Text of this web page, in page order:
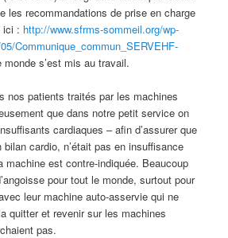
les recommandations de prise en charge
ici : http://www.sfrms-sommeil.org/wp-
Communique_commun_SERVEHF-
monde s’est mis au travail.
nos patients traités par les machines
que dans notre petit service on
cardiaques – afin d’assurer que
cardio, n’était pas en insuffisance
machine est contre-indiquée. Beaucoup
pour tout le monde, surtout pour
leur machine auto-asservie qui ne
quitter et revenir sur les machines
pas.